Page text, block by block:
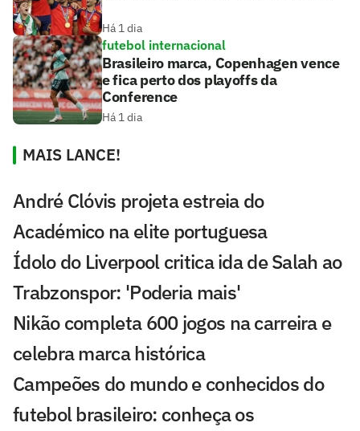
Há 1 dia
futebol internacional
Brasileiro marca, Copenhagen vence
e fica perto dos playoffs da
Conference
Há 1 dia
MAIS LANCE!
André Clóvis projeta estreia do
Académico na elite portuguesa
Ídolo do Liverpool critica ida de Salah ao
Trabzonspor: 'Poderia mais'
Nikão completa 600 jogos na carreira e
celebra marca histórica
Campeões do mundo e conhecidos do
futebol brasileiro: conheça os